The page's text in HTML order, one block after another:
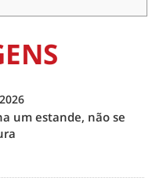
um estande, não se